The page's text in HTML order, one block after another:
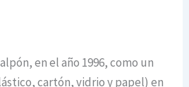
en el año 1996, como un
cartón, vidrio y papel) en